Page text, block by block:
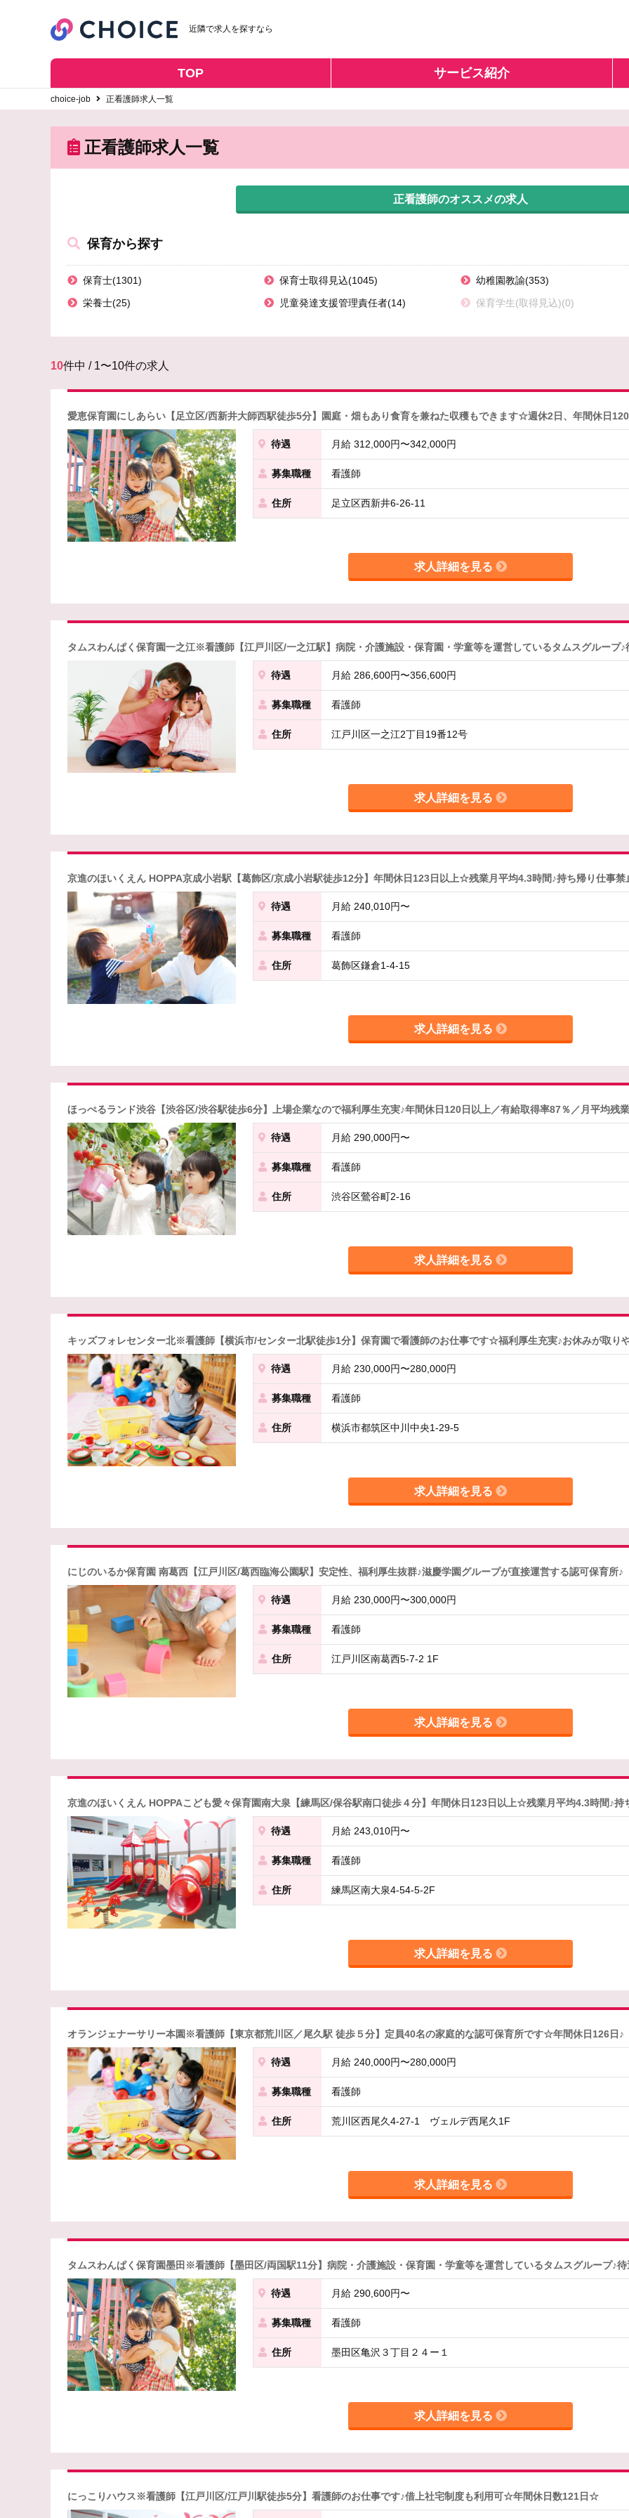
近隣で求人を探すなら
TOP サービス紹介
choice-job 正看護師求人一覧
正看護師求人一覧
正看護師のオススメの求人
保育から探す
保育士(1301) 保育士取得見込(1045)
幼稚園教諭(353)
栄養士(25)
児童発達支援管理責任者(14) 保育学生(取得見込)(0)
10件中 / 1〜10件の求人
愛恵保育園にしあらい【足立区/西新井大師西駅徒歩5分】園庭・畑もあり食育を兼ねた収穫もできます☆週休2日、年間休日
待遇 月給 312,000円〜342,000円
募集職種 看護師
住所 足立区西新井6-26-11
求人詳細を見る
タムスわんぱく保育園一之江※看護師【江戸川区/一之江駅】病院・介護施設・保育園・学童等を運営しているタムスグループ
待遇 月給 286,600円〜356,600円
募集職種 看護師
住所 江戸川区一之江2丁目19番12号
求人詳細を見る
京進のほいくえん HOPPA京成小岩駅【葛飾区/京成小岩駅徒歩12分】年間休日123日以上☆残業月平均4.3時間♪持ち帰り仕事
待遇 月給 240,010円〜
募集職種 看護師
住所 葛飾区鎌倉1-4-15
求人詳細を見る
ほっぺるランド渋谷【渋谷区/渋谷駅徒歩6分】上場企業なので福利厚生充実♪年間休日120日以上／有給取得率87％／月平均残
待遇 月給 290,000円〜
募集職種 看護師
住所 渋谷区鶯谷町2-16
求人詳細を見る
キッズフォレセンター北※看護師【横浜市/センター北駅徒歩1分】保育園で看護師のお仕事です☆福利厚生充実♪お休みが取り
待遇 月給 230,000円〜280,000円
募集職種 看護師
住所 横浜市都筑区中川中央1-29-5
求人詳細を見る
にじのいるか保育園 南葛西【江戸川区/葛西臨海公園駅】安定性、福利厚生抜群♪滋慶学園グループが直接運営する認可保育所♪
待遇 月給 230,000円〜300,000円
募集職種 看護師
住所 江戸川区南葛西5-7-2 1F
求人詳細を見る
京進のほいくえん HOPPAこども愛々保育園南大泉【練馬区/保谷駅南口徒歩４分】年間休日123日以上☆残業月平均4.3時間♪
待遇 月給 243,010円〜
募集職種 看護師
住所 練馬区南大泉4-54-5-2F
求人詳細を見る
オランジェナーサリー本園※看護師【東京都荒川区／尾久駅 徒歩５分】定員40名の家庭的な認可保育所です☆年間休日126日♪
待遇 月給 240,000円〜280,000円
募集職種 看護師
住所 荒川区西尾久4-27-1 ヴェルデ西尾久1F
求人詳細を見る
タムスわんぱく保育園墨田※看護師【墨田区/両国駅11分】病院・介護施設・保育園・学童等を運営しているタムスグループ♪
待遇 月給 290,600円〜
募集職種 看護師
住所 墨田区亀沢３丁目２４ー１
求人詳細を見る
にっこりハウス※看護師【江戸川区/江戸川駅徒歩5分】看護師のお仕事です♪借上社宅制度も利用可☆年間休日数121日☆